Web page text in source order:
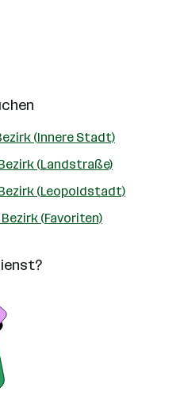
(Innere Stadt)
(Landstraße)
(Leopoldstadt)
(Favoriten)